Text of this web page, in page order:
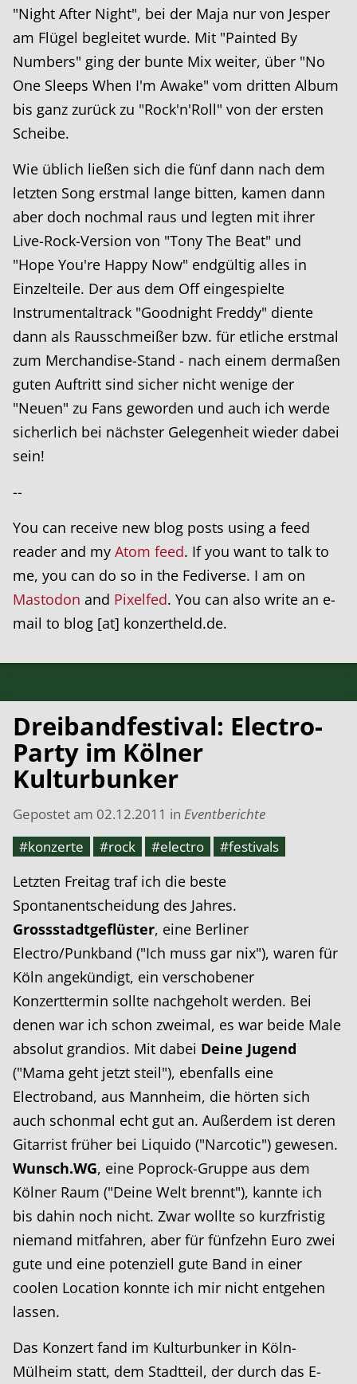
"Night After Night", bei der Maja nur von Jesper
am Flügel begleitet wurde. Mit "Painted By
Numbers" ging der bunte Mix weiter, über "No
One Sleeps When I'm Awake" vom dritten Album
bis ganz zurück zu "Rock'n'Roll" von der ersten
Scheibe.
Wie üblich ließen sich die fünf dann nach dem
letzten Song erstmal lange bitten, kamen dann
aber doch nochmal raus und legten mit ihrer
Live-Rock-Version von "Tony The Beat" und
"Hope You're Happy Now" endgültig alles in
Einzelteile. Der aus dem Off eingespielte
Instrumentaltrack "Goodnight Freddy" diente
dann als Rausschmeißer bzw. für etliche erstmal
zum Merchandise-Stand - nach einem dermaßen
guten Auftritt sind sicher nicht wenige der
"Neuen" zu Fans geworden und auch ich werde
sicherlich bei nächster Gelegenheit wieder dabei
sein!
--
You can receive new blog posts using a feed
reader and my Atom feed. If you want to talk to
me, you can do so in the Fediverse. I am on
Mastodon and Pixelfed. You can also write an e-
mail to blog [at] konzertheld.de.
Dreibandfestival: Electro-
Party im Kölner
Kulturbunker
Gepostet am 02.12.2011 in Eventberichte
#konzerte
#rock #electro
#festivals
Letzten Freitag traf ich die beste
Spontanentscheidung des Jahres.
Grossstadtgeflüster, eine Berliner
Electro/Punkband ("Ich muss gar nix"), waren für
Köln angekündigt, ein verschobener
Konzerttermin sollte nachgeholt werden. Bei
denen war ich schon zweimal, es war beide Male
absolut grandios. Mit dabei Deine Jugend
("Mama geht jetzt steil"), ebenfalls eine
Electroband, aus Mannheim, die hörten sich
auch schonmal echt gut an. Außerdem ist deren
Gitarrist früher bei Liquido ("Narcotic") gewesen.
Wunsch.WG, eine Poprock-Gruppe aus dem
Kölner Raum ("Deine Welt brennt"), kannte ich
bis dahin noch nicht. Zwar wollte so kurzfristig
niemand mitfahren, aber für fünfzehn Euro zwei
gute und eine potenziell gute Band in einer
coolen Location konnte ich mir nicht entgehen
lassen.
Das Konzert fand im Kulturbunker in Köln-
Mülheim statt, dem Stadtteil, der durch das E-